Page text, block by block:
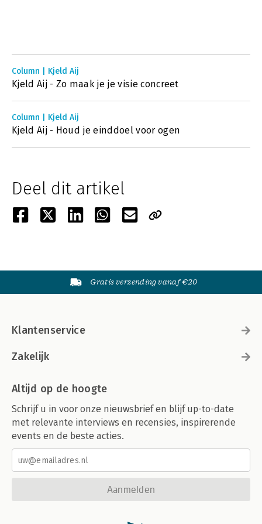
Column | Kjeld Aij
Kjeld Aij - Zo maak je je visie concreet
Column | Kjeld Aij
Kjeld Aij - Houd je einddoel voor ogen
Deel dit artikel
Gratis verzending vanaf €20
Klantenservice
Zakelijk
Altijd op de hoogte
Schrijf u in voor onze nieuwsbrief en blijf up-to-date
met relevante interviews en recensies, inspirerende
events en de beste acties.
Aanmelden